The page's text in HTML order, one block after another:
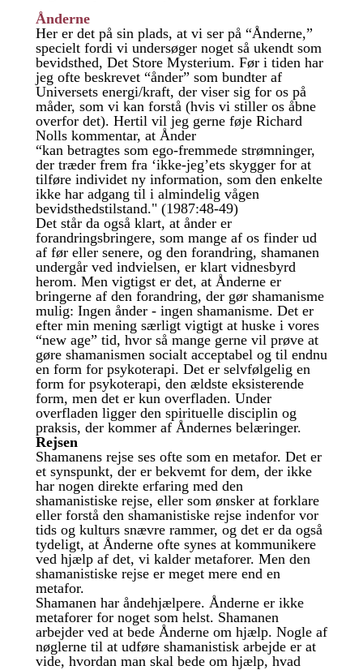
Ånderne
Her er det på sin plads, at vi ser på “Ånderne,”
specielt fordi vi undersøger noget så ukendt som
bevidsthed, Det Store Mysterium. Før i tiden har
jeg ofte beskrevet “ånder” som bundter af
Universets energi/kraft, der viser sig for os på
måder, som vi kan forstå (hvis vi stiller os åbne
overfor det). Hertil vil jeg gerne føje Richard
Nolls kommentar, at Ånder
“kan betragtes som ego-fremmede strømninger,
der træder frem fra ‘ikke-jeg’ets skygger for at
tilføre individet ny information, som den enkelte
ikke har adgang til i almindelig vågen
bevidsthedstilstand." (1987:48-49)
Det står da også klart, at ånder er
forandringsbringere, som mange af os finder ud
af før eller senere, og den forandring, shamanen
undergår ved indvielsen, er klart vidnesbyrd
herom. Men vigtigst er det, at Ånderne er
bringerne af den forandring, der gør shamanisme
mulig: Ingen ånder - ingen shamanisme. Det er
efter min mening særligt vigtigt at huske i vores
“new age” tid, hvor så mange gerne vil prøve at
gøre shamanismen socialt acceptabel og til endnu
en form for psykoterapi. Det er selvfølgelig en
form for psykoterapi, den ældste eksisterende
form, men det er kun overfladen. Under
overfladen ligger den spirituelle disciplin og
praksis, der kommer af Åndernes belæringer.
Rejsen
Shamanens rejse ses ofte som en metafor. Det er
et synspunkt, der er bekvemt for dem, der ikke
har nogen direkte erfaring med den
shamanistiske rejse, eller som ønsker at forklare
eller forstå den shamanistiske rejse indenfor vor
tids og kulturs snævre rammer, og det er da også
tydeligt, at Ånderne ofte synes at kommunikere
ved hjælp af det, vi kalder metaforer. Men den
shamanistiske rejse er meget mere end en
metafor.
Shamanen har åndehjælpere. Ånderne er ikke
metaforer for noget som helst. Shamanen
arbejder ved at bede Ånderne om hjælp. Nogle af
nøglerne til at udføre shamanistisk arbejde er at
vide, hvordan man skal bede om hjælp, hvad